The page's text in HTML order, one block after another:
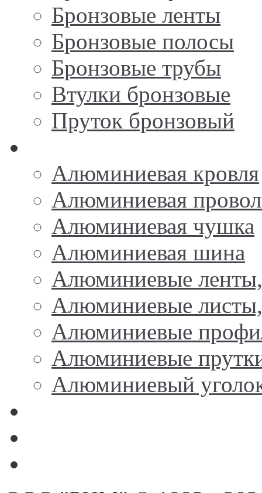
Бронзовые ленты
Бронзовые полосы
Бронзовые трубы
Втулки бронзовые
Пруток бронзовый
Алюминиевая кровля
Алюминиевая
Алюминиевая чушка
Алюминиевая шина
Алюминиевые
Алюминиевые
Алюминиевые
Алюминиевые
Алюминиевый